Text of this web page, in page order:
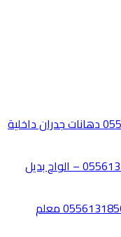
مطلوب دهان الطائف ت: 0556131856 دهانات جدران داخلية
تركيب بديل الخشب الطائف ت: 0556131856 – الواح بديل
بديل الرخام والخشب الطائف جوال:0556131856 معلم